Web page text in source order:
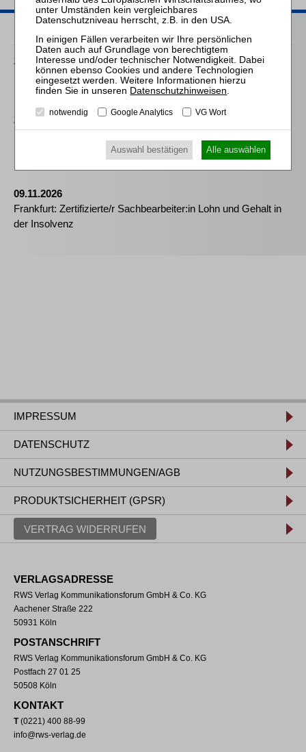
Passende Seminare
25.08.2026
Praktiker-Webinar Vom Listenplatz zur Zulassung – Das neue
Berufsrecht der Insolvenzverwalter
25.11.2026
Kommunikation - essenziell für erfolgreiche
09.11.2026
Frankfurt: Zertifizierte/r Sachbearbeiter:in Lohn und Gehalt in
der Insolvenz
IMPRESSUM
DATENSCHUTZ
NUTZUNGSBESTIMMUNGEN/AGB
PRODUKTSICHERHEIT (GPSR)
VERTRAG WIDERRUFEN
VERLAGSADRESSE
RWS Verlag Kommunikationsforum GmbH & Co. KG
Aachener Straße 222
50931 Köln
POSTANSCHRIFT
RWS Verlag Kommunikationsforum GmbH & Co. KG
Postfach 27 01 25
50508 Köln
KONTAKT
T(0221) 400 88-99
info@rws-verlag.de
Datenschutzhinweisen.
notwendig Google Analytics VG Wort
Auswahl bestätigen Alle auswählen